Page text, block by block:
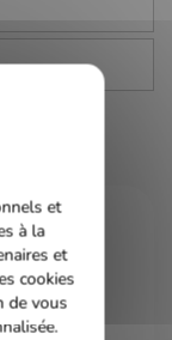
et
à la
et
cookies
de vous